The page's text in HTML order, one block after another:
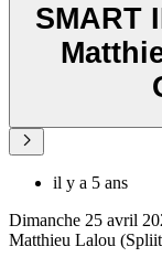
SMART
il y a 5 ans
Dimanche 25 avril
Matthieu Lalou